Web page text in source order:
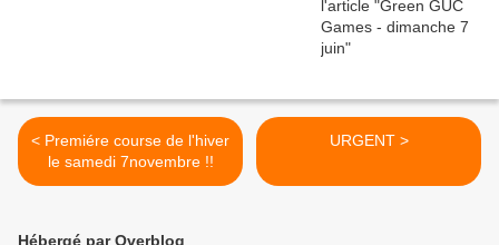
< Premiére course de l'hiver
le samedi 7novembre !!
URGENT >
Hébergé par Overblog